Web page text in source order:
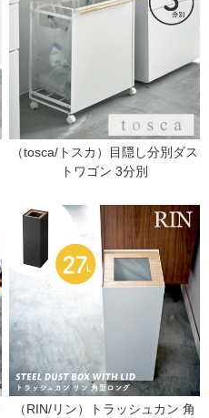
（tosca/トスカ）目隠し分別ダス
トワゴン 3分別
（RIN/リン）トラッシュカン 角